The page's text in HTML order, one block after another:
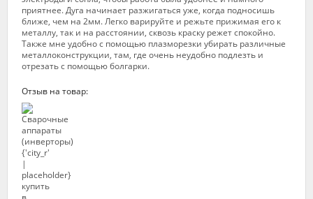
приятнее. Дуга начинает разжигаться уже, когда подносишь
ближе, чем на 2мм. Легко варируйте и режьте прижимая его к
металлу, так и на расстоянии, сквозь краску режет спокойно.
Также мне удобно с помощью плазморезки убирать различные
металлоконструкции, там, где очень неудобно подлезть и
отрезать с помощью болгарки.
Отзыв на товар: